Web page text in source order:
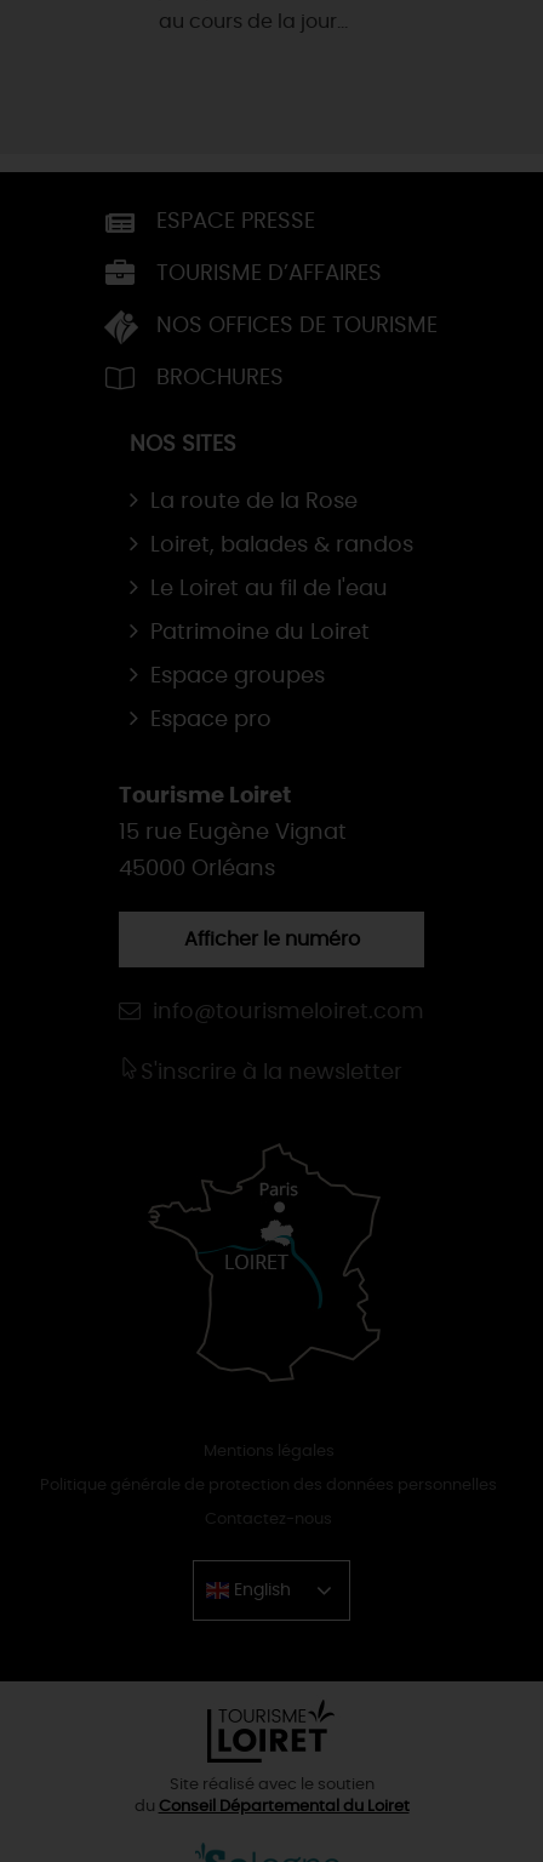
au cours de la jour...
ESPACE PRESSE
TOURISME D’AFFAIRES
NOS OFFICES DE TOURISME
BROCHURES
NOS SITES
La route de la Rose
Loiret, balades & randos
Le Loiret au fil de l'eau
Patrimoine du Loiret
Espace groupes
Espace pro
Tourisme Loiret
15 rue Eugène Vignat
45000 Orléans
Afficher le numéro
info@tourismeloiret.com
S'inscrire à la newsletter
Mentions légales
Politique générale de protection des données personnelles
Contactez-nous
English
Chinese
Site réalisé avec le soutien
du Conseil Départemental du Loiret